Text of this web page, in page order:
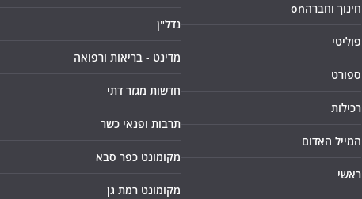
חינוך וחברהon
פוליטי
ספורט
רכילות
המייל האדום
ראשי
נדל"ן
מדינט - בריאות ורפואה
חדשות מגזר דתי
תרבות ופנאי כשר
מקומונט כפר סבא
מקומונט רמת גן